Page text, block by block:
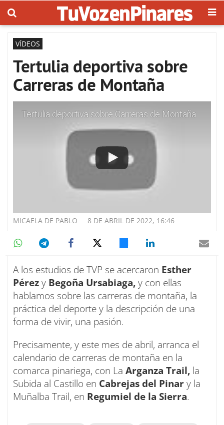
VÍDEOS
Tertulia deportiva sobre
Carreras de Montaña
Tertulia deportiva sobre Carreras de Montaña
8 DE ABRIL DE 2022, 16:46
MICAELA DE PABLO
A los estudios de TVP se acercaron Esther
Pérezy Begoña Ursabiaga,y con ellas
hablamos sobre las carreras de montaña, la
práctica del deporte y la descripción de una
forma de vivir, una pasión.
Precisamente, y este mes de abril, arranca el
calendario de carreras de montaña en la
comarca pinariega, con La Arganza Trail, la
Subida al Castillo en Cabrejas del Pinary la
Muñalba Trail, en Regumiel de la Sierra.